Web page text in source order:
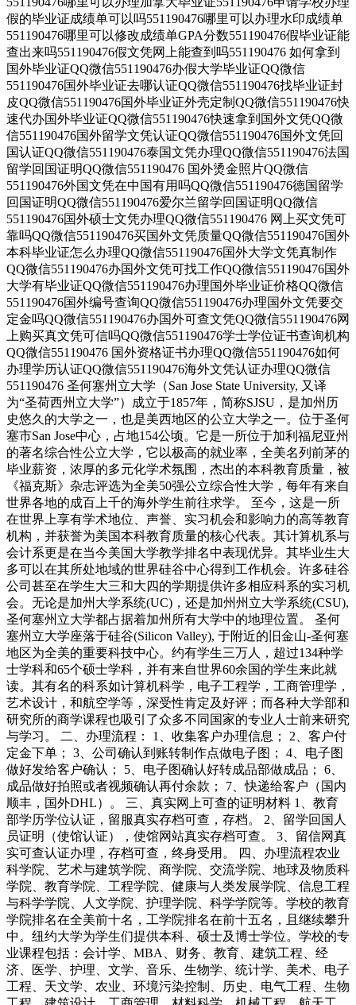
假的毕业证成绩单可以吗551190476哪里可以办理水印成绩单
551190476哪里可以修改成绩单GPA分数551190476假毕业证能
查出来吗551190476假文凭网上能查到吗551190476 如何拿到
国外毕业证QQ微信551190476办假大学毕业证QQ微信
551190476国外毕业证去哪认证QQ微信551190476找毕业证封
皮QQ微信551190476国外毕业证外壳定制QQ微信551190476快
速代办国外毕业证QQ微信551190476快速拿到国外文凭QQ微
信551190476国外留学文凭认证QQ微信551190476国外文凭回
国认证QQ微信551190476泰国文凭办理QQ微信551190476法国
留学回国证明QQ微信551190476 国外烫金照片QQ微信
551190476外国文凭在中国有用吗QQ微信551190476德国留学
回国证明QQ微信551190476爱尔兰留学回国证明QQ微信
551190476国外硕士文凭办理QQ微信551190476 网上买文凭可
靠吗QQ微信551190476买国外文凭质量QQ微信551190476国外
本科毕业证怎么办理QQ微信551190476国外大学文凭真制作
QQ微信551190476办国外文凭可找工作QQ微信551190476国外
大学有毕业证QQ微信551190476办理国外毕业证价格QQ微信
551190476国外编号查询QQ微信551190476办理国外文凭要交
定金吗QQ微信551190476办国外可查文凭QQ微信551190476网
上购买真文凭可信吗QQ微信551190476学士学位证书查询机构
QQ微信551190476 国外资格证书办理QQ微信551190476如何
办理学历认证QQ微信551190476海外文凭认证办理QQ微信
551190476 圣何塞州立大学（San Jose State University, 又译
为“圣荷西州立大学”）成立于1857年，简称SJSU，是加州历
史悠久的大学之一，也是美西地区的公立大学之一。位于圣何
塞市San Jose中心，占地154公顷。它是一所位于加利福尼亚州
的著名综合性公立大学，它以极高的就业率，全美名列前茅的
毕业薪资，浓厚的多元化学术氛围，杰出的本科教育质量，被
《福克斯》杂志评选为全美50强公立综合性大学，每年有来自
世界各地的成百上千的海外学生前往求学。 至今，这是一所
在世界上享有学术地位、声誉、实习机会和影响力的高等教育
机构，并获誉为美国本科教育质量的核心代表。其计算机系与
会计系更是在当今美国大学教学排名中表现优异。其毕业生大
多可以在其所处地域的世界硅谷中心得到工作机会。许多硅谷
公司甚至在学生大三和大四的学期提供许多相应科系的实习机
会。无论是加州大学系统(UC)，还是加州州立大学系统(CSU),
圣何塞州立大学都占据着加州所有大学中的地理位置。 圣何
塞州立大学座落于硅谷(Silicon Valley), 于附近的旧金山-圣何塞
地区为全美的重要科技中心。约有学生三万人，超过134种学
士学科和65个硕士学科，并有来自世界60余国的学生来此就
读。其有名的科系如计算机科学，电子工程学，工商管理学，
艺术设计，和航空学等，深受性肯定及好评；而各种大学部和
研究所的商学课程也吸引了众多不同国家的专业人士前来研究
与学习。 二、办理流程： 1、收集客户办理信息； 2、客户付
定金下单； 3、公司确认到账转制作点做电子图； 4、电子图
做好发给客户确认； 5、电子图确认好转成品部做成品； 6、
成品做好拍照或者视频确认再付余款； 7、快递给客户（国内
顺丰，国外DHL）。 三、真实网上可查的证明材料 1、教育
部学历学位认证，留服真实存档可查，存档。 2、留学回国人
员证明（使馆认证），使馆网站真实存档可查。 3、留信网真
实可查认证办理，存档可查，终身受用。 四、办理流程农业
科学院、艺术与建筑学院、商学院、交流学院、地球及物质科
学院、教育学院、工程学院、健康与人类发展学院、信息工程
与科学学院、人文学院、护理学院、科学学院等。学校的教育
学院排名在全美前十名，工学院排名在前十五名，且继续攀升
中。纽约大学为学生们提供本科、硕士及博士学位。学校的专
业课程包括：会计学、MBA、财务、教育、建筑工程、经
济、医学、护理、文学、音乐、生物学、统计学、美术、电子
工程、天文学、农业、环境污染控制、历史、电气工程、生物